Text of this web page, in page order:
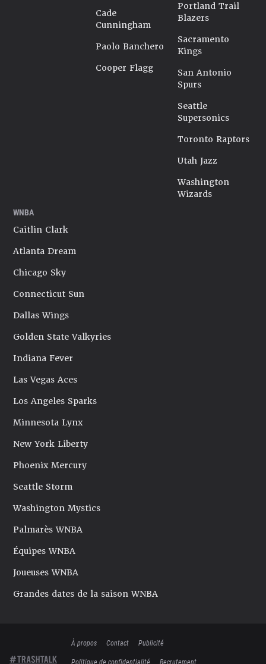
Cade
Cunningham
Paolo Banchero
Cooper Flagg
Portland Trail
Blazers
Sacramento
Kings
San Antonio
Spurs
Seattle
Supersonics
Toronto Raptors
Utah Jazz
Washington
Wizards
WNBA
Caitlin Clark
Atlanta Dream
Chicago Sky
Connecticut Sun
Dallas Wings
Golden State Valkyries
Indiana Fever
Las Vegas Aces
Los Angeles Sparks
Minnesota Lynx
New York Liberty
Phoenix Mercury
Seattle Storm
Washington Mystics
Palmarès WNBA
Équipes WNBA
Joueuses WNBA
Grandes dates de la saison WNBA
À propos Contact
Publicité
Politique de confidentialité
Recrutement